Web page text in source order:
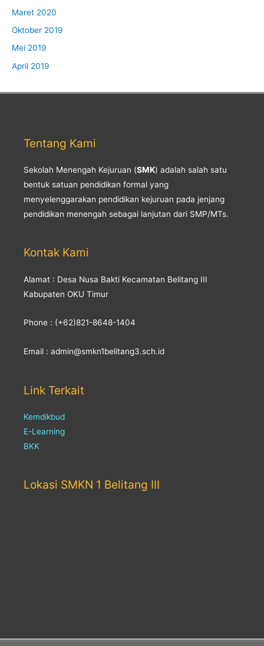
Maret 2020
Oktober 2019
Mei 2019
April 2019
Tentang Kami
Sekolah Menengah Kejuruan (SMK) adalah salah satu
bentuk satuan pendidikan formal yang
menyelenggarakan pendidikan kejuruan pada jenjang
pendidikan menengah sebagai lanjutan dari SMP/MTs.
Kontak Kami
Alamat : Desa Nusa Bakti Kecamatan Belitang III
Kabupaten OKU Timur
Phone : (+62)821-8648-1404
Email : admin@smkn1belitang3.sch.id
Link Terkait
Kemdikbud
E-Learning
BKK
Lokasi SMKN 1 Belitang III